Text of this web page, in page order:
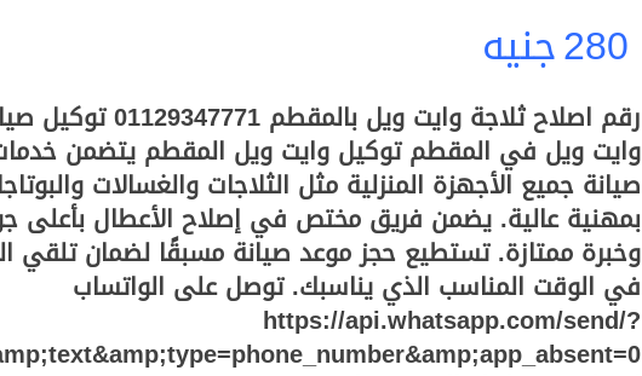
280جنيه
رقم اصلاح ثلاجة وايت ويل بالمقطم
وايت ويل في المقطم توكيل وايت ويل المقطم يتضمن
صيانة جميع الأجهزة المنزلية مثل الثلاجات والغسالات
بمهنية عالية. يضمن فريق مختص في إصلاح الأعطال بأعلى
وخبرة ممتازة. تستطيع حجز موعد صيانة مسبقًا لضمان تلقي
في الوقت المناسب الذي يناسبك. توصل على الواتساب
https://api.whatsapp.com/send/?